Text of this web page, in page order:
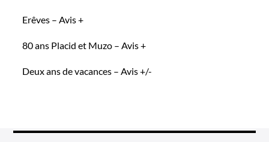
Erêves – Avis +
80 ans Placid et Muzo – Avis +
Deux ans de vacances – Avis +/-